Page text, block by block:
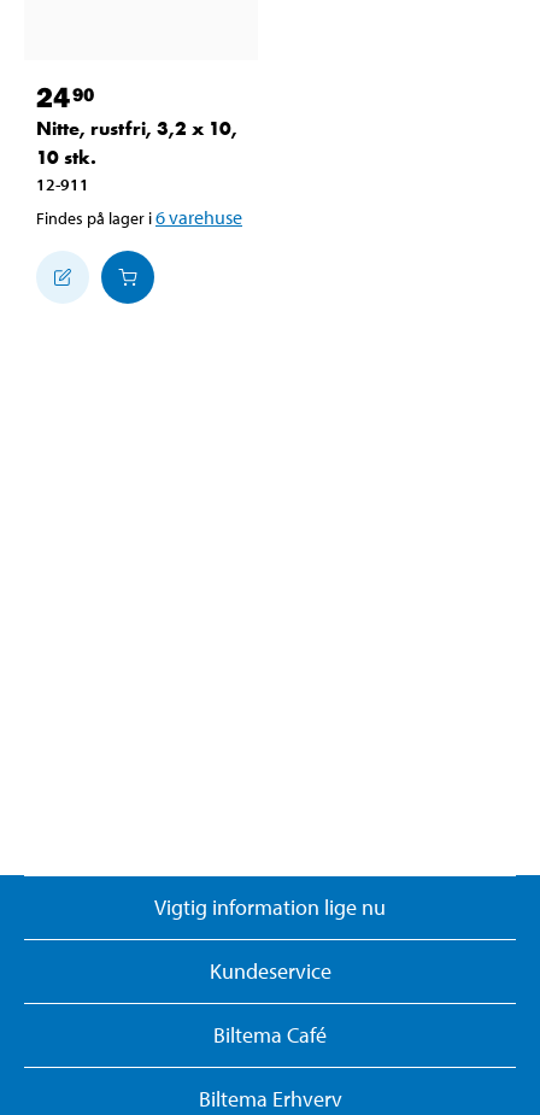
2490
Nitte, rustfri, 3,2 x 10,
10 stk.
12-911
Findes på lager i6varehuse
Vigtig information lige nu
Kundeservice
Biltema Café
Biltema Erhverv